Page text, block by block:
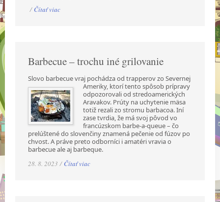
/ Čítať viac
Barbecue – trochu iné grilovanie
Slovo barbecue vraj pochádza od trapperov zo Severnej
Ameriky, ktorí tento spôsob prípravy
odpozorovali od stredoamerických
Aravakov. Prúty na uchytenie mäsa
totiž rezali zo stromu barbacoa. Iní
zase tvrdia, že má svoj pôvod vo
francúzskom barbe-a-queue – čo
prelúštené do slovenčiny znamená pečenie od fúzov po
chvost. A práve preto odborníci i amatéri vravia o
barbecue ale aj barbeque.
28. 8. 2023 / Čítať viac